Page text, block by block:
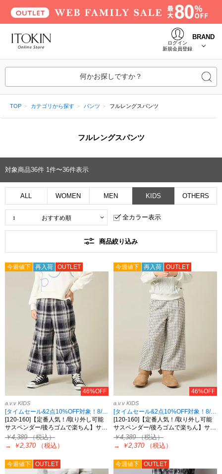
ログイン
新規会員登録
BRAND
何かお探しですか？
TOP カテゴリから探す パンツ フルレングスパンツ
フルレングスパンツ
対象商品36件 1件〜36件表示
ALL WOMEN MEN KIDS OTHERS
全カラー表示
商品絞り込み
今週値下 再入荷 OUTLET
46%OFF
a.v.v KIDS
[タイムセール&2点10%OFF対象！8/17 8:59まで]
[120-160]【定番人気！/取り外し可能
サスペンダー/後ろゴムで楽ちん】サ…
￥4,389（税込）
→
￥2,370 （税込）
今週値下 再入荷 OUTLET
46%OFF
a.v.v KIDS
[タイムセール&2点10%OFF対象！8/17 8:59まで]
[120-160]【定番人気！/取り外し可能
サスペンダー/後ろゴムで楽ちん】サ…
￥4,389（税込）
→
￥2,370 （税込）
今週値下 OUTLET 今週値下 OUTLET